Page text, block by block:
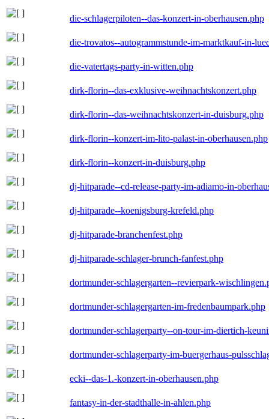
die-schlagerpiloten--das-konzert-in-oberhausen.php
die-trovatos--autogrammstunde-im-marktkauf-in-
die-vatertags-party-in-witten.php
dirk-florin--das-exklusive-weihnachtskonzert.php
dirk-florin--das-weihnachtskonzert-in-duisburg.php
dirk-florin--konzert-im-lito-palast-in-oberhausen.php
dirk-florin--konzert-in-duisburg.php
dj-hitparade--cd-release-party-im-adiamo-in-
dj-hitparade--koenigsburg-krefeld.php
dj-hitparade-branchenfest.php
dj-hitparade-schlager-brunch-fanfest.php
dortmunder-schlagergarten--revierpark-
dortmunder-schlagergarten-im-fredenbaumpark.php
dortmunder-schlagerparty--on-tour-im-diertich-
dortmunder-schlagerparty-im-buergerhaus-
ecki--das-1.-konzert-in-oberhausen.php
fantasy-in-der-stadthalle-in-ahlen.php